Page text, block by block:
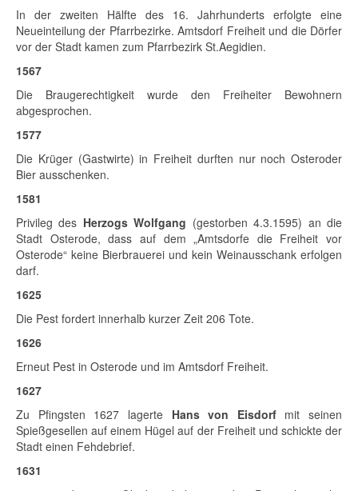
In der zweiten Hälfte des 16. Jahrhunderts erfolgte eine
Neueinteilung der Pfarrbezirke. Amtsdorf Freiheit und die Dörfer
vor der Stadt kamen zum Pfarrbezirk St.Aegidien.
1567
Die Braugerechtigkeit wurde den Freiheiter Bewohnern
abgesprochen.
1577
Die Krüger (Gastwirte) in Freiheit durften nur noch Osteroder
Bier ausschenken.
1581
Privileg des Herzogs Wolfgang (gestorben 4.3.1595) an die
Stadt Osterode, dass auf dem „Amtsdorfe die Freiheit vor
Osterode“ keine Bierbrauerei und kein Weinausschank erfolgen
darf.
1625
Die Pest fordert innerhalb kurzer Zeit 206 Tote.
1626
Erneut Pest in Osterode und im Amtsdorf Freiheit.
1627
Zu Pfingsten 1627 lagerte Hans von Eisdorfmit seinen
Spießgesellen auf einem Hügel auf der Freiheit und schickte der
Stadt einen Fehdebrief.
1631